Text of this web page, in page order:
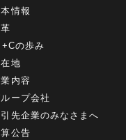
情報
の歩み
地
内容
ープ会社
先企業のみなさまへ
公告